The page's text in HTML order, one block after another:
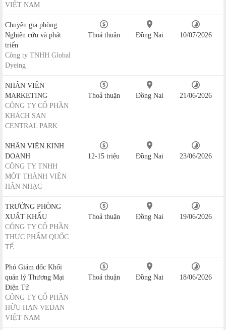
VIỆT NAM
Chuyên gia phòng
Nghiên cứu và phát
triển
Công ty TNHH Global
Dyeing
Thoả thuận Đồng Nai 10/07/2026
NHÂN VIÊN
MARKETING
CÔNG TY CỔ PHẦN
KHÁCH SẠN
CENTRAL PARK
Thoả thuận Đồng Nai 21/06/2026
NHÂN VIÊN KINH
DOANH
CÔNG TY TNHH
MỘT THÀNH VIÊN
HÂN NHẠC
12-15 triệu Đồng Nai 23/06/2026
TRƯỞNG PHÒNG
XUẤT KHẨU
CÔNG TY CỔ PHẦN
THỰC PHẨM QUỐC
TẾ
Thoả thuận Đồng Nai 19/06/2026
Phó Giám đốc Khối
quản lý Thương Mại
Điện Tử
CÔNG TY CỔ PHẦN
HỮU HẠN VEDAN
VIỆT NAM
Thoả thuận Đồng Nai 18/06/2026